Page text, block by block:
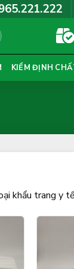
KIỂM ĐỊNH
khẩu trang